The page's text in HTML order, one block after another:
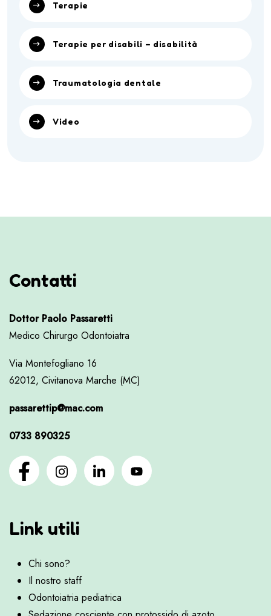
Terapie
Terapie per disabili – disabilità
Traumatologia dentale
Video
Contatti
Dottor Paolo Passaretti
Medico Chirurgo Odontoiatra
Via Montefogliano 16
62012, Civitanova Marche (MC)
passarettip@mac.com
0733 890325
Link utili
Chi sono?
Il nostro staff
Odontoiatria pediatrica